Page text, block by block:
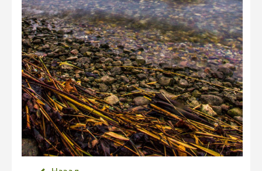
Не учитываются 2022
Видео 2022
Фотоконкурс 2021
Видео 2021
Фотоконкурс 2020
Видео 2020
Фотоконкурс 2019
Фотоконкурс 2018
Фотоконкурс 2017